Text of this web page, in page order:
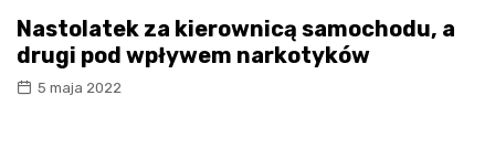
Nastolatek za kierownicą samochodu, a
drugi pod wpływem narkotyków
5 maja 2022